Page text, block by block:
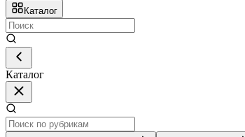
Каталог
Каталог